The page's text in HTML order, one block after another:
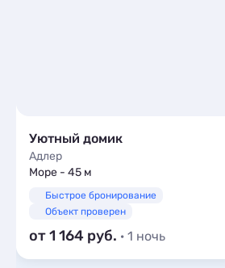
Уютный домик
Адлер
Море - 45 м
Быстрое бронирование
Объект проверен
от 1 164 · 1 ночь